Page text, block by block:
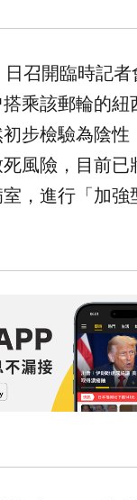
日召開臨時記者
乘該郵輪的紐
步檢驗為陰性
風險，目前已
，進行「加強